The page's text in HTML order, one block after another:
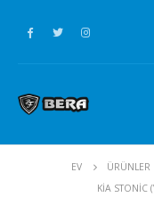
EV ÜRÜNLER
KIA STONIC